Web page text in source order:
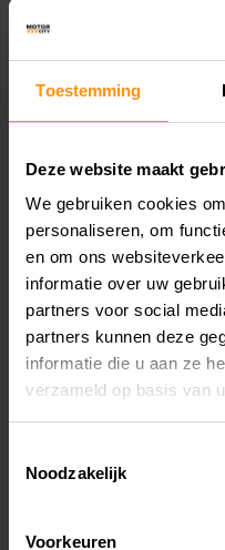
Toestemming
Deze website maakt
We gebruiken cookies
personaliseren, om
en om ons
informatie over uw
partners voor social
partners kunnen deze
informatie die u aan ze
verzameld op basis van
Noodzakelijk
Voorkeuren
velgen
Sportieve banden
2-delige
Toonaangevend
Ø 37 mm upside-
Sterk en
Stijlvolle LED-
Superieure details
DE YAMAHA